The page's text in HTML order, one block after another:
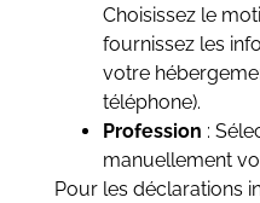
Choisissez le
fournissez les
votre
téléphone).
Profession :
manuellement
Pour les déclarations